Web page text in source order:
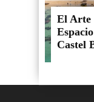
El Arte
Castel